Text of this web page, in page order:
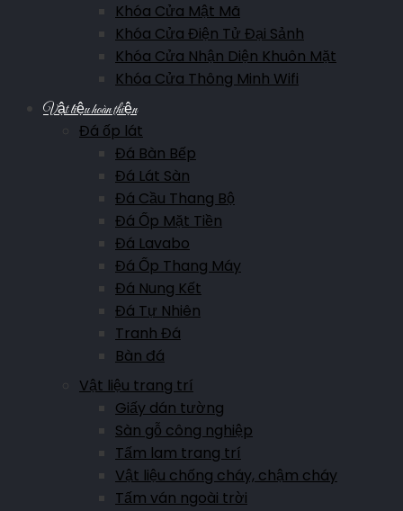
Khóa Cửa Mật Mã
Khóa Cửa Điện Tử Đại Sảnh
Khóa Cửa Nhận Diện Khuôn Mặt
Khóa Cửa Thông Minh Wifi
Vật liệu hoàn thiện
Đá ốp lát
Đá Bàn Bếp
Đá Lát Sàn
Đá Cầu Thang Bộ
Đá Ốp Mặt Tiền
Đá Lavabo
Đá Ốp Thang Máy
Đá Nung Kết
Đá Tự Nhiên
Tranh Đá
Bàn đá
Vật liệu trang trí
Giấy dán tường
Sàn gỗ công nghiệp
Tấm lam trang trí
Vật liệu chống cháy, chậm cháy
Tấm ván ngoài trời